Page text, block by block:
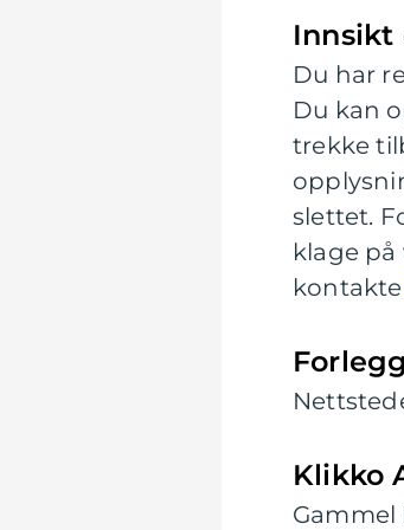
Innsikt
Du har
Du kan
trekke
slettet.
klage
kontakte
Klikko
Gammel